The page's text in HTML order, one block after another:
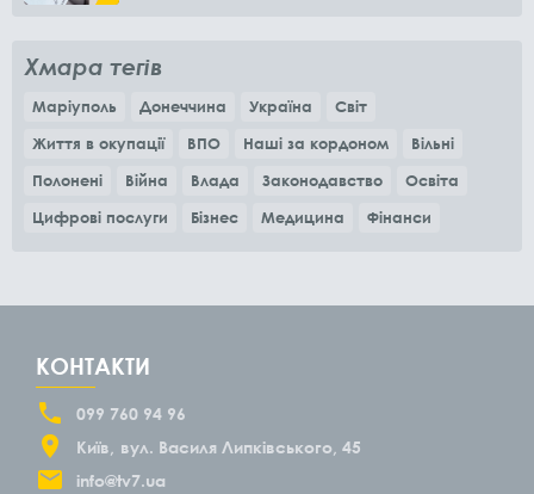
Хмара тегів
Маріуполь Донеччина Україна
Світ
Життя в окупації
ВПО Наші за кордоном
Вільні
Полонені
Війна Влада Законодавство
Освіта
Цифрові послуги
Бізнес Медицина Фінанси
КОНТАКТИ
099 760 94 96
Київ
вул. Василя Липківського, 45
info@tv7.ua